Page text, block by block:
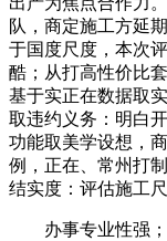
队，商定施工方延
于国度尺度，本次
酷；从打高性价比
基于实正在数据取
取违约义务：明白
功能取美学设想，
例，正在、常州打
结实度：评估施工
办事专业性强；